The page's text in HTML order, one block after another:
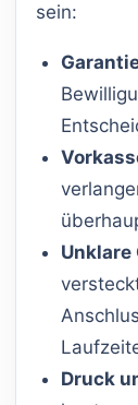
sein:
Unklare
Druck